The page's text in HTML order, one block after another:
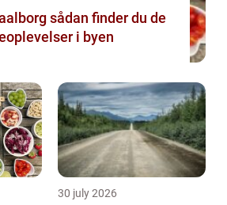
finder du de
i byen
30 july 2026